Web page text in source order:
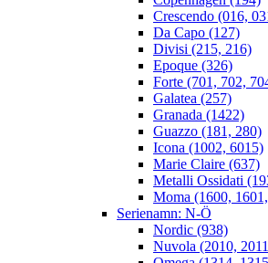
Crescendo (016,
Da Capo (127)
Divisi (215, 216)
Epoque (326)
Forte (701, 702,
Galatea (257)
Granada (1422)
Guazzo (181, 280)
Icona (1002, 6015)
Marie Claire (637)
Metalli Ossidati
Moma (1600,
Serienamn: N-Ö
Nordic (938)
Nuvola (2010,